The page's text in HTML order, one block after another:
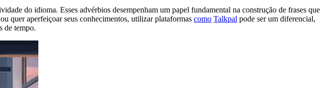
do idioma. Esses advérbios desempenham um papel fundamental na construção de frases que
quer aperfeiçoar seus conhecimentos, utilizar plataformas como Talkpal pode ser um diferencial,
de tempo.